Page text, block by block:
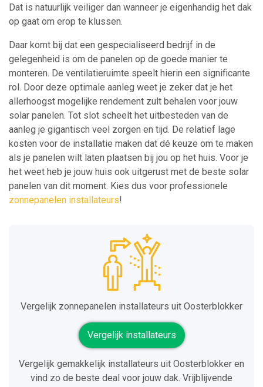
Dat is natuurlijk veiliger dan wanneer je eigenhandig het dak
op gaat om erop te klussen.
Daar komt bij dat een gespecialiseerd bedrijf in de
gelegenheid is om de panelen op de goede manier te
monteren. De ventilatieruimte speelt hierin een significante
rol. Door deze optimale aanleg weet je zeker dat je het
allerhoogst mogelijke rendement zult behalen voor jouw
solar panelen. Tot slot scheelt het uitbesteden van de
aanleg je gigantisch veel zorgen en tijd. De relatief lage
kosten voor de installatie maken dat dé keuze om te maken
als je panelen wilt laten plaatsen bij jou op het huis. Voor je
het weet heb je jouw huis ook uitgerust met de beste solar
panelen van dit moment. Kies dus voor professionele
zonnepanelen installateurs!
Vergelijk zonnepanelen installateurs uit Oosterblokker
Vergelijk installateurs
Vergelijk gemakkelijk installateurs uit Oosterblokker en
vind zo de beste deal voor jouw dak. Vrijblijvende